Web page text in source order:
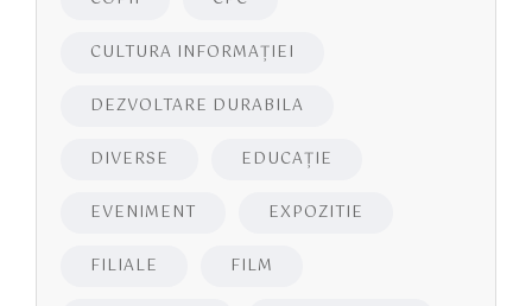
CULTURA INFORMAŢIEI
DEZVOLTARE DURABILA
DIVERSE EDUCAŢIE
EVENIMENT EXPOZITIE
FILIALE FILM